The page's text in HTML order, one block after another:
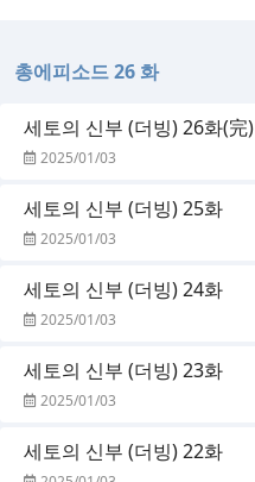
총에피소드 26 화
세토의 신부 (더빙) 26화(完)
2025/01/03
세토의 신부 (더빙) 25화
2025/01/03
세토의 신부 (더빙) 24화
2025/01/03
세토의 신부 (더빙) 23화
2025/01/03
세토의 신부 (더빙) 22화